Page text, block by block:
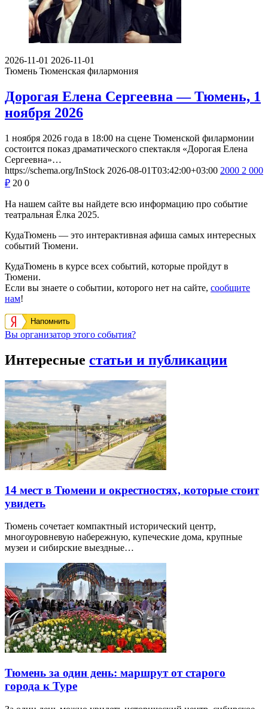
2026-11-01 2026-11-01
Тюмень Тюменская филармония
Дорогая Елена Сергеевна — Тюмень, 1
ноября 2026
1 ноября 2026 года в 18:00 на сцене Тюменской филармонии
состоится показ драматического спектакля «Дорогая Елена
Сергеевна»…
https://schema.org/InStock 2026-08-01T03:42:00+03:00 2000 2 000
₽ 20 0
На нашем сайте вы найдете всю информацию про событие
театральная Ёлка 2025.
КудаТюмень — это интерактивная афиша самых интересных
событий Тюмени.
КудаТюмень в курсе всех событий, которые пройдут в
Тюмени.
Если вы знаете о событии, которого нет на сайте, сообщите
нам!
Напомнить
Вы организатор этого события?
Интересные статьи и публикации
14 мест в Тюмени и окрестностях, которые стоит
увидеть
Тюмень сочетает компактный исторический центр,
многоуровневую набережную, купеческие дома, крупные
музеи и сибирские выездные…
Тюмень за один день: маршрут от старого
города к Туре